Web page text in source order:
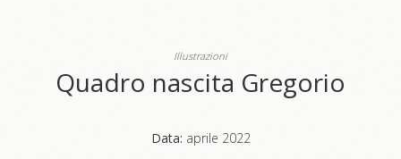
Illustrazioni
Quadro nascita Gregorio
Data: aprile 2022